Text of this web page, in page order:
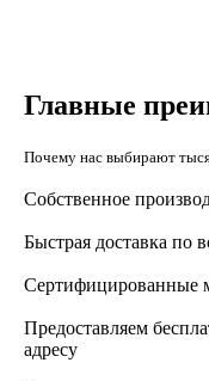
Главные
Почему нас выбирают
Собственное
Быстрая доставка по
Сертифицированные
Предоставляем
адресу